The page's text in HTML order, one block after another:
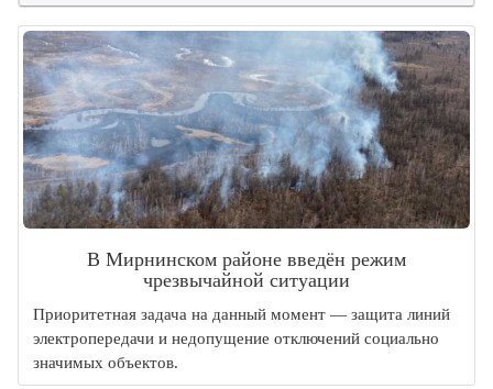
В Мирнинском районе введён режим
чрезвычайной ситуации
Приоритетная задача на данный момент — защита линий
электропередачи и недопущение отключений социально
значимых объектов.